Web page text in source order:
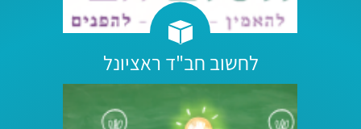
לחשוב חב"ד ראציונל